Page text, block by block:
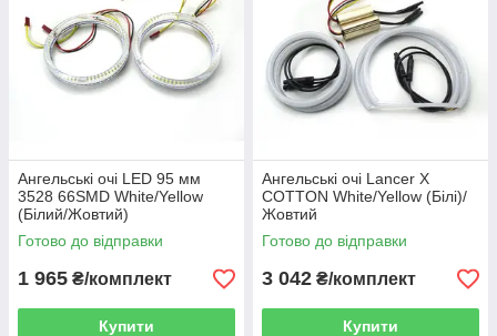
Ангельські очі LED 95 мм
3528 66SMD White/Yellow
(Білий/Жовтий)
Готово до відправки
1 965 ₴/комплект
Купити
Ангельські очі Lancer X
COTTON White/Yellow (Білі)/
Жовтий
Готово до відправки
3 042 ₴/комплект
Купити